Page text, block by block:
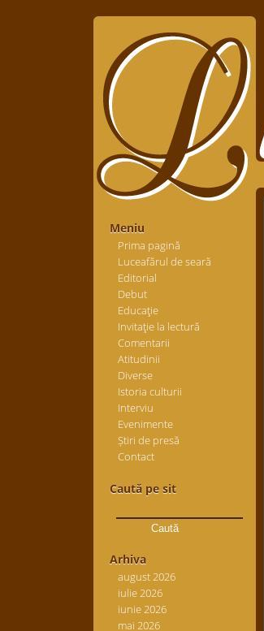
Meniu
Prima pagină
Luceafărul de seară
Editorial
Debut
Educaţie
Invitaţie la lectură
Comentarii
Atitudinii
Diverse
Istoria culturii
Interviu
Evenimente
Știri de presă
Contact
Caută pe sit
după:
Arhiva
august 2026
iulie 2026
iunie 2026
mai 2026